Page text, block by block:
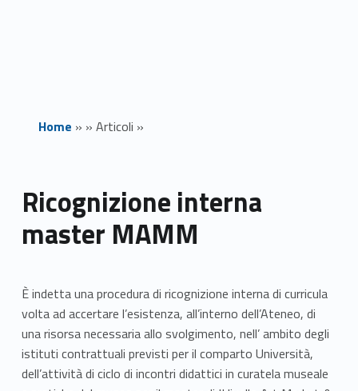
Home » » Articoli »
Ricognizione interna
master MAMM
È indetta una procedura di ricognizione interna di curricula
volta ad accertare l’esistenza, all’interno dell’Ateneo, di
una risorsa necessaria allo svolgimento, nell’ ambito degli
istituti contrattuali previsti per il comparto Università,
dell’attività di ciclo di incontri didattici in curatela museale